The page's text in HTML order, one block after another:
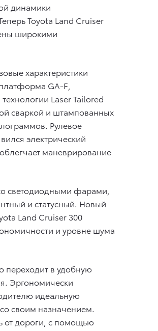
динамики
Toyota Land Cruiser
широкими
характеристики
GA-F,
Laser Tailored
сваркой и штампованных
Рулевое
электрический
маневрирование
светодиодными фарами,
и статусный. Новый
Land Cruiser 300
и уровне шума
переходит в удобную
Эргономически
идеальную
своим назначением.
от дороги, с помощью